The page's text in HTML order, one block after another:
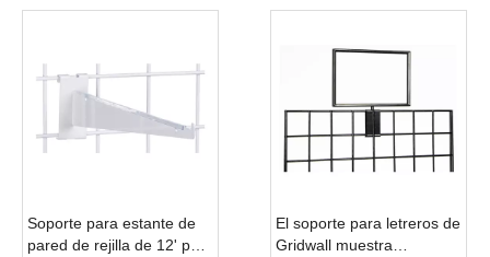
Soporte para estante de
pared de rejilla de 12' para
El soporte para letreros de
Gridwall muestra